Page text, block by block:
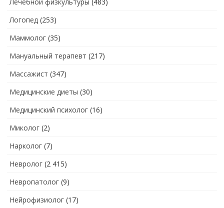
Логопед (253)
Маммолог (35)
Мануальный терапевт (217)
Массажист (347)
Медицинские диеты (30)
Медицинский психолог (16)
Миколог (2)
Нарколог (7)
Невролог (2 415)
Невропатолог (9)
Нейрофизиолог (17)